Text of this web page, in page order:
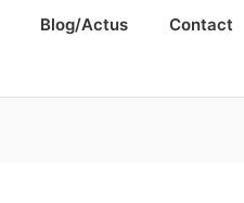
Blog/Actus Contact